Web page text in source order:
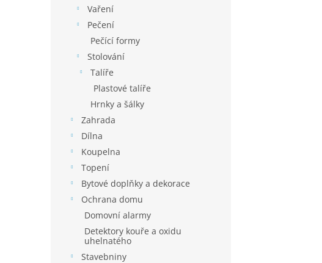
Vaření
Pečení
Pečící formy
Stolování
Talíře
Plastové talíře
Hrnky a šálky
Zahrada
Dílna
Koupelna
Topení
Bytové doplňky a dekorace
Ochrana domu
Domovní alarmy
Detektory kouře a oxidu
uhelnatého
Stavebniny